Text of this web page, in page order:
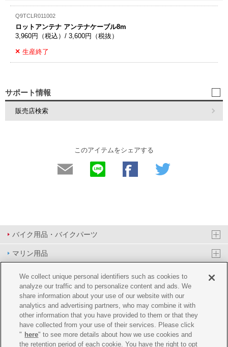
Q9TCLR011002
ロットアンテナ アンテナケーブル8m
3,960円（税込）/ 3,600円（税抜）
生産終了
サポート情報
販売店検索
このアイテムをシェアする
バイク用品・バイクパーツ
マリン用品
PAS/YPJ用品
その他用品
イベント&エンターテイメント
オンラインショップ
We collect unique personal identifiers such as cookies to
analyze our traffic and to personalize content and ads. We
share information about your use of our website with our
analytics and advertising partners, who may combine it with
other information that you have provided to them or that they
have collected from your use of their services. Please click
" here" to see more details about how we use cookies and
the retention period of each cookie. You have the right to opt